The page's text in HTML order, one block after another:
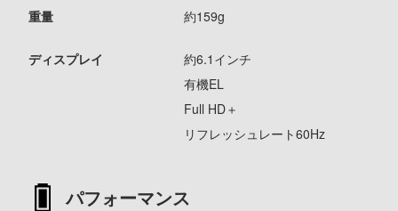
重量 約159g
ディスプレイ
約6.1インチ
有機EL
Full HD＋
リフレッシュレート60Hz
パフォーマンス